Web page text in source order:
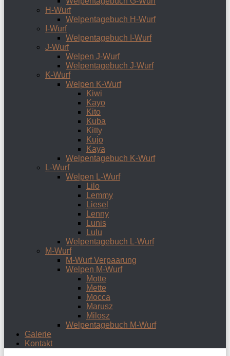
H-Wurf
Welpentagebuch H-Wurf
I-Wurf
Welpentagebuch I-Wurf
J-Wurf
Welpen J-Wurf
Welpentagebuch J-Wurf
K-Wurf
Welpen K-Wurf
Kiwi
Kayo
Kito
Kuba
Kitty
Kujo
Kaya
Welpentagebuch K-Wurf
L-Wurf
Welpen L-Wurf
Lilo
Lemmy
Liesel
Lenny
Lunis
Lulu
Welpentagebuch L-Wurf
M-Wurf
M-Wurf Verpaarung
Welpen M-Wurf
Motte
Mette
Mocca
Marusz
Milosz
Welpentagebuch M-Wurf
Galerie
Kontakt